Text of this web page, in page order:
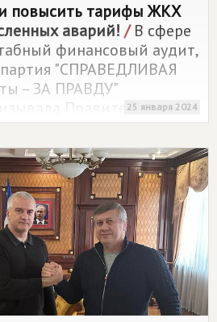
повысить тарифы ЖКХ
аварий! /В сфере
финансовый аудит,
"СПРАВЕДЛИВАЯ
– ЗА ПРАВДУ"
Правительство.
государству
которая с 2004 года
управление
диктующих
выгоде", – написал
официальной странице в
25 января 2024